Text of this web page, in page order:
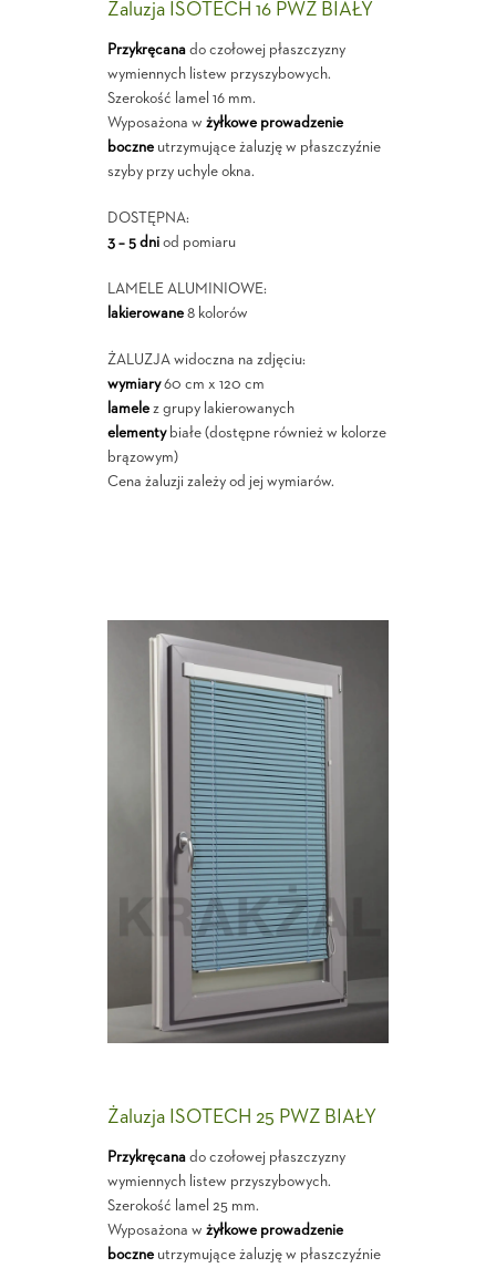
Żaluzja ISOTECH 16 PWZ BIAŁY
Przykręcanado czołowej płaszczyzny
wymiennych listew przyszybowych.
Szerokość lamel 16 mm.
Wyposażona w żyłkowe prowadzenie
boczneutrzymujące żaluzję w płaszczyźnie
szyby przy uchyle okna.
DOSTĘPNA:
3 – 5 dniod pomiaru
LAMELE ALUMINIOWE:
lakierowane8 kolorów
ŻALUZJA widoczna na zdjęciu:
wymiary60 cm x 120 cm
lamelez grupy lakierowanych
elementybiałe (dostępne również w kolorze
brązowym)
Cena żaluzji zależy od jej wymiarów.
Żaluzja ISOTECH 25 PWZ BIAŁY
Przykręcanado czołowej płaszczyzny
wymiennych listew przyszybowych.
Szerokość lamel 25 mm.
Wyposażona w żyłkowe prowadzenie
boczneutrzymujące żaluzję w płaszczyźnie